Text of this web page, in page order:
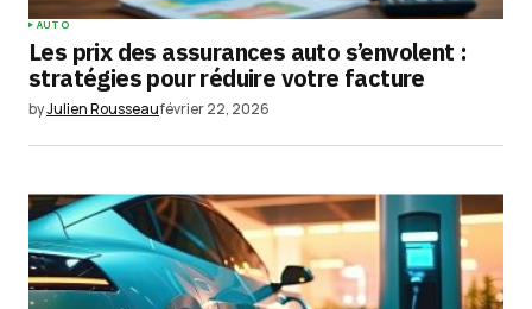
AUTO
Les prix des assurances auto s’envolent :
stratégies pour réduire votre facture
byJulien Rousseaufévrier 22, 2026